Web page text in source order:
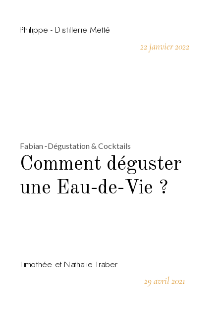
22 janvier 2022
Fabian Dégustation & Cocktails
Comment déguster
une Eau-de-Vie ?
29 avril 2021